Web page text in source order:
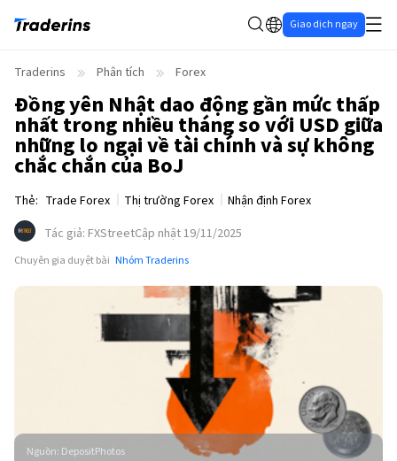
Giao dịch ngay
Traderins Phân tích Forex
Đồng yên Nhật dao động gần mức thấp
nhất trong nhiều tháng so với USD giữa
những lo ngại về tài chính và sự không
chắc chắn của BoJ
Thẻ: Trade Forex Thị trường Forex
Nhận định Forex
Tác giả: FXStreetCập nhật 19/11/2025
Chuyên gia duyệt bài Nhóm Traderins
Nguồn: DepositPhotos